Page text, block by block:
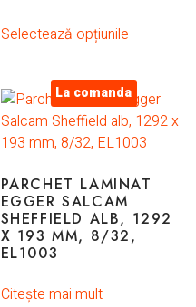
Selectează opțiunile
La comanda
PARCHET LAMINAT
EGGER SALCAM
SHEFFIELD ALB, 1292
X 193 MM, 8/32,
EL1003
Citește mai mult